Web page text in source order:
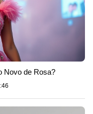
Novo de Rosa?